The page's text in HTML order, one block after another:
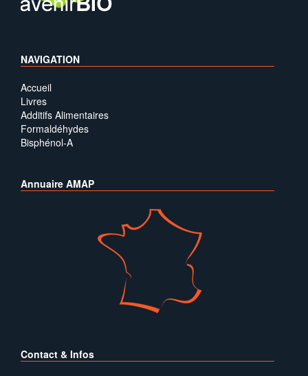
NAVIGATION
Accueil
Livres
Additifs Alimentaires
Formaldéhydes
Bisphénol-A
Annuaire AMAP
Contact & Infos